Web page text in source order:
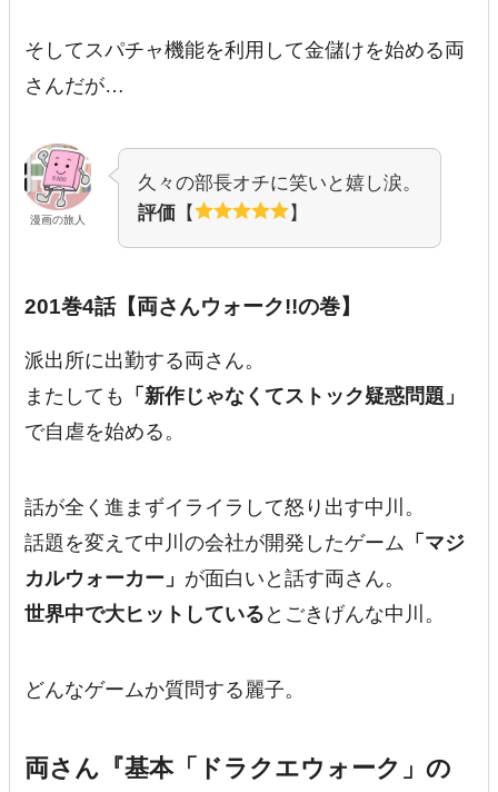
そしてスパチャ機能を利用して金儲けを始める両
さんだが…
漫画の旅人
久々の部長オチに笑いと嬉し涙。
評価 【 】
201巻4話【両さんウォーク!!の巻】
派出所に出勤する両さん。
またしても
「新作じゃなくてストック疑惑問題」
で自虐を始める。
話が全く進まずイライラして怒り出す中川。
話題を変えて中川の会社が開発したゲーム 「マジ
カルウォーカー」 が面白いと話す両さん。
世界中で大ヒットしている とごきげんな中川。
どんなゲームか質問する麗子。
両さん『基本「ドラクエウォーク」の